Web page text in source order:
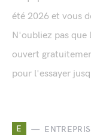
été 2026 et vous
N'oubliez pas que
ouvert
pour l'essayer
E